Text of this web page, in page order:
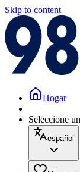
Skip to content
Hogar
Seleccione
español